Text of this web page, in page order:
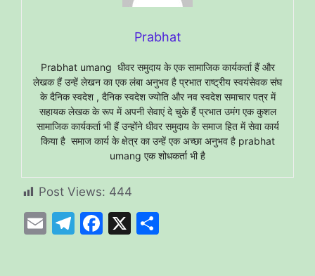
Prabhat
Prabhat umang धीवर समुदाय के एक सामाजिक कार्यकर्ता हैं और
लेखक हैं उन्हें लेखन का एक लंबा अनुभव है प्रभात राष्ट्रीय स्वयंसेवक संघ
के दैनिक स्वदेश , दैनिक स्वदेश ज्योति और नव स्वदेश समाचार पत्र में
सहायक लेखक के रूप में अपनी सेवाएं दे चुके हैं प्रभात उमंग एक कुशल
सामाजिक कार्यकर्ता भी हैं उन्होंने धीवर समुदाय के समाज हित में सेवा कार्य
किया है समाज कार्य के क्षेत्र का उन्हें एक अच्छा अनुभव है prabhat
umang एक शोधकर्ता भी है
Post Views: 444
E
T
F
X